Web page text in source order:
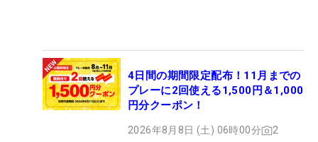
4日間の期間限定配布！11月までの
プレーに2回使える1,500円＆1,000
円分クーポン！
2026年8月8日 (土) 06時00分 2